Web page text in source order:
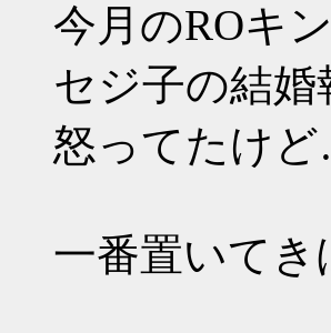
今月のROキ
セジ子の結
怒ってたけ
一番置いて